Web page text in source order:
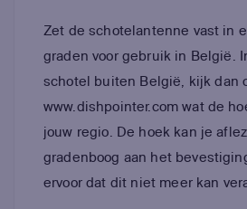
Zet de schotelantenne vast in
graden voor gebruik in België.
schotel buiten België, kijk dan
www.dishpointer.com wat de
jouw regio. De hoek kan je
gradenboog aan het
ervoor dat dit niet meer kan